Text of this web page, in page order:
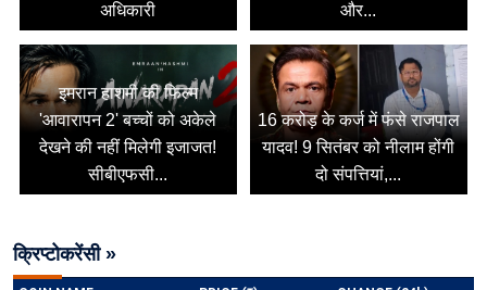
अधिकारी
और...
इमरान हाशमी की फिल्म
'आवारापन 2' बच्चों को अकेले
देखने की नहीं मिलेगी इजाजत!
सीबीएफसी...
16 करोड़ के कर्ज में फंसे राजपाल
यादव! 9 सितंबर को नीलाम होंगी
दो संपत्तियां,...
क्रिप्टोकरेंसी »